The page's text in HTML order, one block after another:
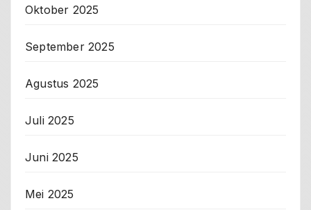
Oktober 2025
September 2025
Agustus 2025
Juli 2025
Juni 2025
Mei 2025